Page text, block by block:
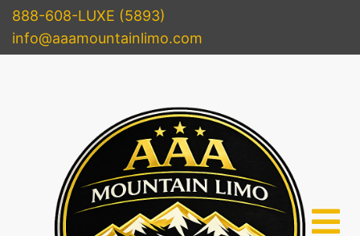
888-608-LUXE (5893)
info@aaamountainlimo.com